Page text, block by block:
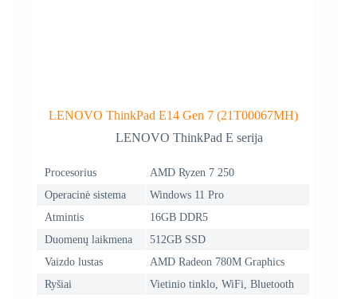
LENOVO ThinkPad E14 Gen 7 (21T00067MH)
LENOVO ThinkPad E serija
Procesorius
AMD Ryzen 7 250
Operacinė sistema
Windows 11 Pro
Atmintis
16GB DDR5
Duomenų laikmena
512GB SSD
Vaizdo lustas
AMD Radeon 780M Graphics
Ryšiai
Vietinio tinklo, WiFi, Bluetooth